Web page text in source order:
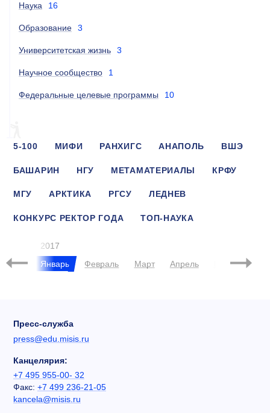
Наука 16
Образование 3
Университетская жизнь 3
Научное сообщество 1
Федеральные целевые программы 10
5-100 МИФИ РАНХИГС АНАПОЛЬ ВШЭ
БАШАРИН НГУ МЕТАМАТЕРИАЛЫ КРФУ
МГУ АРКТИКА РГСУ ЛЕДНЕВ
КОНКУРС РЕКТОР ГОДА ТОП-НАУКА
ЧЕРНИКОВА
2017
Январь
Февраль Март Апрель Май Июнь
Пресс-служба
press@edu.misis.ru
Канцелярия:
+7 495 955-00- 32
Факс: +7 499 236-21-05
kancela@misis.ru